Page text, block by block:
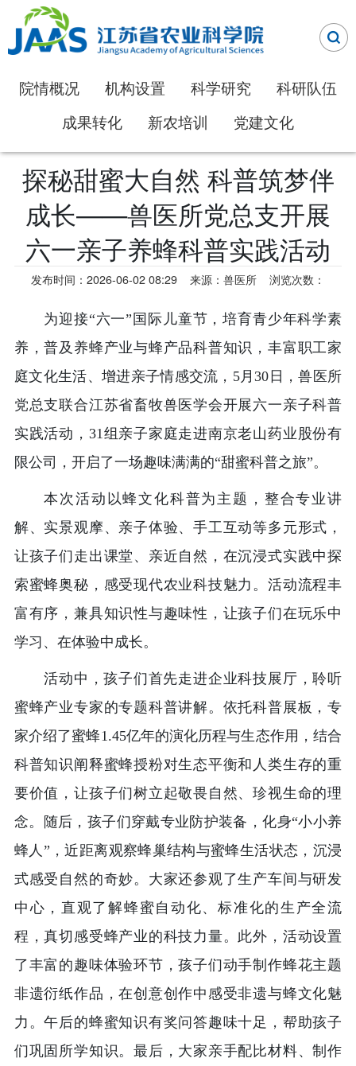
院情概况 机构设置 科学研究
科研队伍
成果转化
新农培训 党建文化
探秘甜蜜大自然 科普筑梦伴
成长——兽医所党总支开展
六一亲子养蜂科普实践活动
发布时间：2026-06-02 08:29 来源：兽医所 浏览次数：
为迎接“六一”国际儿童节，培育青少年科学素
养，普及养蜂产业与蜂产品科普知识，丰富职工家
庭文化生活、增进亲子情感交流， 5月30日，兽医所
党总支联合江苏省畜牧兽医学会开展六一亲子科普
实践活动， 31组亲子家庭走进南京老山药业股份有
限公司，开启了一场趣味满满的“甜蜜科普之旅”。
本次活动以蜂文化科普为主题，整合专业讲
解、实景观摩、亲子体验、手工互动等多元形式，
让孩子们走出课堂、亲近自然，在沉浸式实践中探
索蜜蜂奥秘，感受现代农业科技魅力。活动流程丰
富有序，兼具知识性与趣味性，让孩子们在玩乐中
学习、在体验中成长。
活动中，孩子们首先走进企业科技展厅，聆听
蜜蜂产业专家的专题科普讲解。依托科普展板，专
家介绍了蜜蜂1.45亿年的演化历程与生态作用，结合
科普知识阐释蜜蜂授粉对生态平衡和人类生存的重
要价值，让孩子们树立起敬畏自然、珍视生命的理
念。随后，孩子们穿戴专业防护装备，化身“小小养
蜂人”，近距离观察蜂巢结构与蜜蜂生活状态，沉浸
式感受自然的奇妙。大家还参观了生产车间与研发
中心，直观了解蜂蜜自动化、标准化的生产全流
程，真切感受蜂产业的科技力量。此外，活动设置
了丰富的趣味体验环节，孩子们动手制作蜂花主题
非遗衍纸作品，在创意创作中感受非遗与蜂文化魅
力。午后的蜂蜜知识有奖问答趣味十足，帮助孩子
们巩固所学知识。最后，大家亲手配比材料、制作